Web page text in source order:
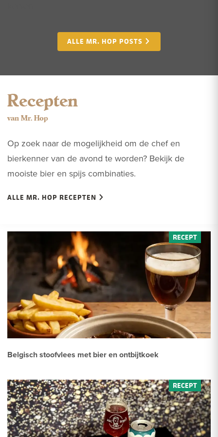
ALLE MR. HOP POSTS
Recepten
van Mr. Hop
Op zoek naar de mogelijkheid om de chef en
bierkenner van de avond te worden? Bekijk de
mooiste bier en spijs combinaties.
ALLE MR. HOP RECEPTEN
Belgisch stoofvlees met bier en ontbijtkoek